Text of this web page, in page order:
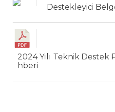
Destekleyici
2024 Yılı Teknik Destek
hberi